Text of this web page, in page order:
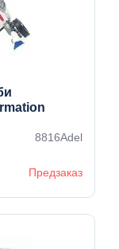
8816Adel
Предзаказ